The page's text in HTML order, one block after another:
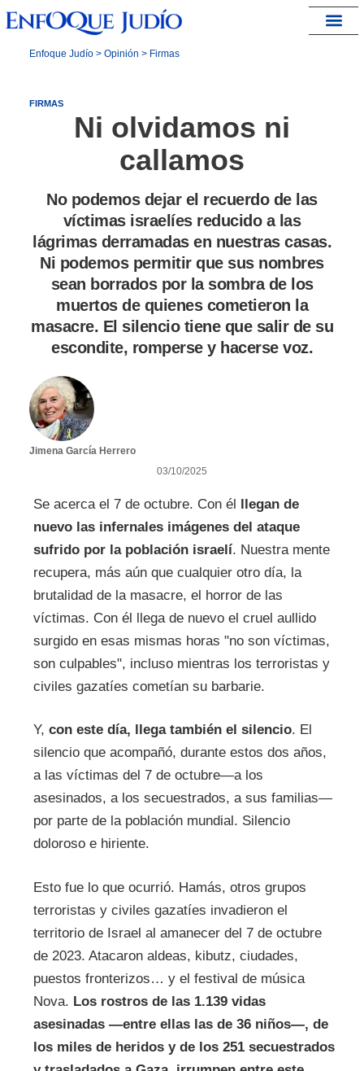
Enfoque Judío> Opinión > Firmas
FIRMAS
Ni olvidamos ni
callamos
No podemos dejar el recuerdo de las
víctimas israelíes reducido a las
lágrimas derramadas en nuestras casas.
Ni podemos permitir que sus nombres
sean borrados por la sombra de los
muertos de quienes cometieron la
masacre. El silencio tiene que salir de su
escondite, romperse y hacerse voz.
Jimena García Herrero
03/10/2025
Se acerca el 7 de octubre. Con él llegan de
nuevo las infernales imágenes del ataque
sufrido por la población israelí. Nuestra mente
recupera, más aún que cualquier otro día, la
brutalidad de la masacre, el horror de las
víctimas. Con él llega de nuevo el cruel aullido
surgido en esas mismas horas "no son víctimas,
son culpables", incluso mientras los terroristas y
civiles gazatíes cometían su barbarie.
Y, con este día, llega también el silencio. El
silencio que acompañó, durante estos dos años,
a las víctimas del 7 de octubre—a los
asesinados, a los secuestrados, a sus familias—
por parte de la población mundial. Silencio
doloroso e hiriente.
Esto fue lo que ocurrió. Hamás, otros grupos
terroristas y civiles gazatíes invadieron el
territorio de Israel al amanecer del 7 de octubre
de 2023. Atacaron aldeas, kibutz, ciudades,
puestos fronterizos… y el festival de música
Nova. Los rostros de las 1.139 vidas
asesinadas —entre ellas las de 36 niños—, de
los miles de heridos y de los 251 secuestrados